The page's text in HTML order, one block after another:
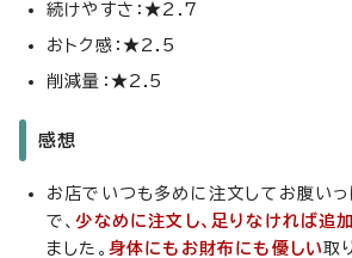
続けやすさ：★2.7
おトク感：★2.5
削減量：★2.5
感想
お店でいつも多めに注文してお腹い
で、少なめに注文し、足りなければ追
ました。 身体にもお財布にも優しい取